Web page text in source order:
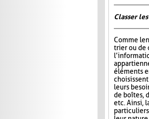
Classer
Comme le
trier ou de
éléments
leurs
de boîtes,
etc. Ainsi,